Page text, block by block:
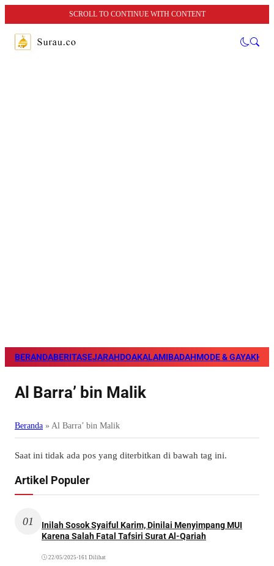
SCROLL TO CONTINUE WITH CONTENT
BERANDABERITASEJARAHDOAKALAMIBADAHMODE & GAYA
Al Barra’ bin Malik
Beranda » Al Barra’ bin Malik
Saat ini tidak ada pos yang diterbitkan di bawah tag ini.
Artikel Populer
01
Inilah Sosok Syaiful Karim, Dinilai Menyimpang MUI
Karena Salah Fatal Tafsiri Surat Al-Qariah
22/05/2025 •161 Dilihat